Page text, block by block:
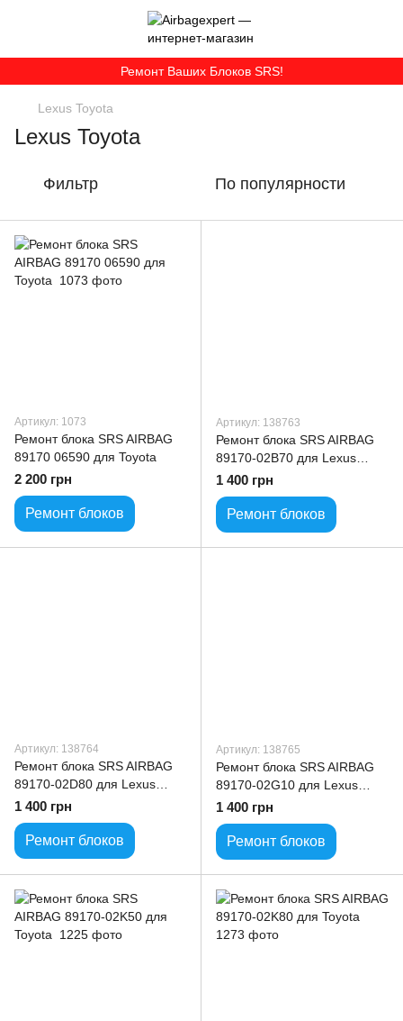
Ремонт Ваших Блоков SRS!
Lexus Toyota
Lexus Toyota
Фильтр По популярности
Артикул: 1073
Ремонт блока SRS AIRBAG
89170 06590 для Toyota
2 200 грн
Ремонт блоков
Артикул: 138763
Ремонт блока SRS AIRBAG
89170-02B70 для Lexus
Toyota ALL model
1 400 грн
Ремонт блоков
Артикул: 138764
Ремонт блока SRS AIRBAG
89170-02D80 для Lexus
Toyota ALL model
1 400 грн
Ремонт блоков
Артикул: 138765
Ремонт блока SRS AIRBAG
89170-02G10 для Lexus
Toyota ALL model
1 400 грн
Ремонт блоков